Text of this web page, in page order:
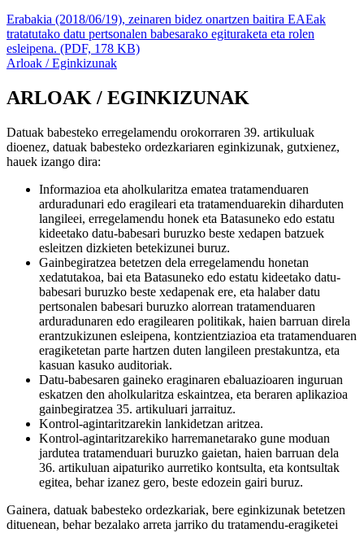
Erabakia (2018/06/19), zeinaren bidez onartzen baitira EAEak
tratatutako datu pertsonalen babesarako egituraketa eta rolen
esleipena. (PDF, 178 KB)
Arloak / Eginkizunak
ARLOAK / EGINKIZUNAK
Datuak babesteko erregelamendu orokorraren 39. artikuluak
dioenez, datuak babesteko ordezkariaren eginkizunak, gutxienez,
hauek izango dira:
Informazioa eta aholkularitza ematea tratamenduaren
arduradunari edo eragileari eta tratamenduarekin diharduten
langileei, erregelamendu honek eta Batasuneko edo estatu
kideetako datu-babesari buruzko beste xedapen batzuek
esleitzen dizkieten betekizunei buruz.
Gainbegiratzea betetzen dela erregelamendu honetan
xedatutakoa, bai eta Batasuneko edo estatu kideetako datu-
babesari buruzko beste xedapenak ere, eta halaber datu
pertsonalen babesari buruzko alorrean tratamenduaren
arduradunaren edo eragilearen politikak, haien barruan direla
erantzukizunen esleipena, kontzientziazioa eta tratamenduaren
eragiketetan parte hartzen duten langileen prestakuntza, eta
kasuan kasuko auditoriak.
Datu-babesaren gaineko eraginaren ebaluazioaren inguruan
eskatzen den aholkularitza eskaintzea, eta beraren aplikazioa
gainbegiratzea 35. artikuluari jarraituz.
Kontrol-agintaritzarekin lankidetzan aritzea.
Kontrol-agintaritzarekiko harremanetarako gune moduan
jardutea tratamenduari buruzko gaietan, haien barruan dela
36. artikuluan aipaturiko aurretiko kontsulta, eta kontsultak
egitea, behar izanez gero, beste edozein gairi buruz.
Gainera, datuak babesteko ordezkariak, bere eginkizunak betetzen
dituenean, behar bezalako arreta jarriko du tratamendu-eragiketei